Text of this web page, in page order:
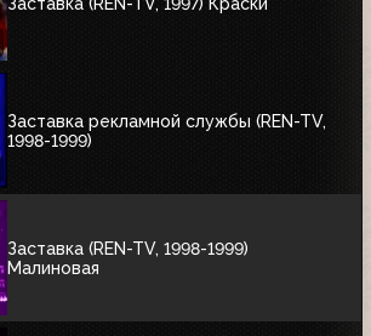
Заставка рекламной службы (REN-TV,
1998-1999)
Заставка (REN-TV, 1998-1999)
Малиновая